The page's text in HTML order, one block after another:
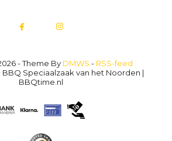
- Theme By DMWS - RSS-feed
Speciaalzaak van het Noorden |
BBQtime.nl